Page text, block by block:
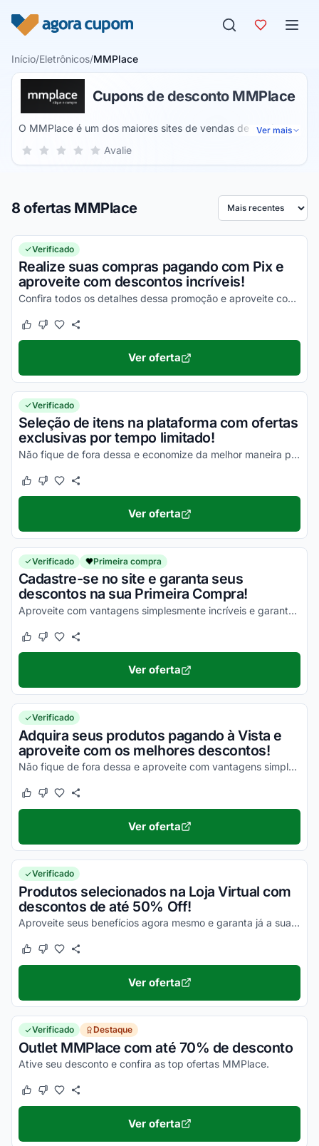
Início/Eletrônicos/MMPlace
Cupons de desconto MMPlace
O MMPlace é um dos maiores sites de vendas de produtos
diversos e multimarcas online, onde você encontra produtos
mercado e com um preço muito mais acessível para que
Ver mais
Sua nota para MMPlace, de 1 a 5 estrelas
5 estrelas
4 estrelas
3 estrelas
2 estrelas
1 estrela Avalie
8 ofertas MMPlace Ordenar por
Verificado
Realize suas compras pagando com Pix e
aproveite com descontos incríveis!
Confira todos os detalhes dessa promoção e aproveite com as melhores vantagens possíveis!
Este cupom funcionou
Este cupom não funcionou
Ver oferta
Verificado
Seleção de itens na plataforma com ofertas
exclusivas por tempo limitado!
Não fique de fora dessa e economize da melhor maneira possível!
Este cupom funcionou
Este cupom não funcionou
Ver oferta
Verificado Primeira compra
Cadastre-se no site e garanta seus
descontos na sua Primeira Compra!
Aproveite com vantagens simplesmente incríveis e garanta todos os seus descontos!
Este cupom funcionou
Este cupom não funcionou
Ver oferta
Verificado
Adquira seus produtos pagando à Vista e
aproveite com os melhores descontos!
Não fique de fora dessa e aproveite com vantagens simplesmente incríveis em todas as suas compras!
Este cupom funcionou
Este cupom não funcionou
Ver oferta
Verificado
Produtos selecionados na Loja Virtual com
descontos de até 50% Off!
Aproveite seus benefícios agora mesmo e garanta já a sua máxima economia em todas as suas compras!
Este cupom funcionou
Este cupom não funcionou
Ver oferta
Verificado Destaque
Outlet MMPlace com até 70% de desconto
Ative seu desconto e confira as top ofertas MMPlace.
Este cupom funcionou
Este cupom não funcionou
Ver oferta